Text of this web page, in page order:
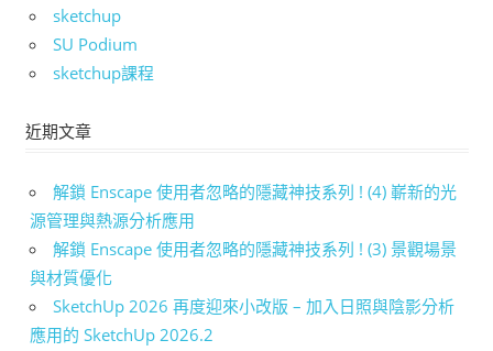
sketchup
SU Podium
sketchup課程
近期文章
解鎖 Enscape 使用者忽略的隱藏神技系列 ! (4) 嶄新的光
源管理與熱源分析應用
解鎖 Enscape 使用者忽略的隱藏神技系列 ! (3) 景觀場景
與材質優化
SketchUp 2026 再度迎來小改版 – 加入日照與陰影分析
應用的 SketchUp 2026.2